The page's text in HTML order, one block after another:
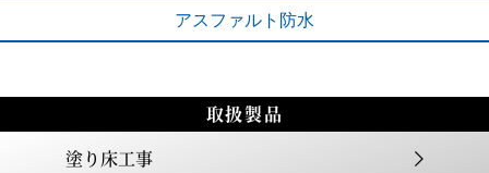
アスファルト 防水
取扱製品
塗り床工事